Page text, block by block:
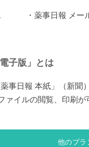
・薬事日報 メー
子版」とは
事日報 本紙」（新
ァイルの閲覧、印刷が
他のプラ